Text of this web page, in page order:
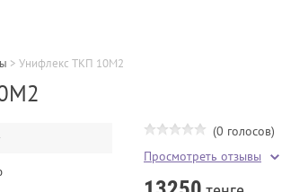
> Унифлекс ТКП 10М2
(0 голосов)
Просмотреть отзывы